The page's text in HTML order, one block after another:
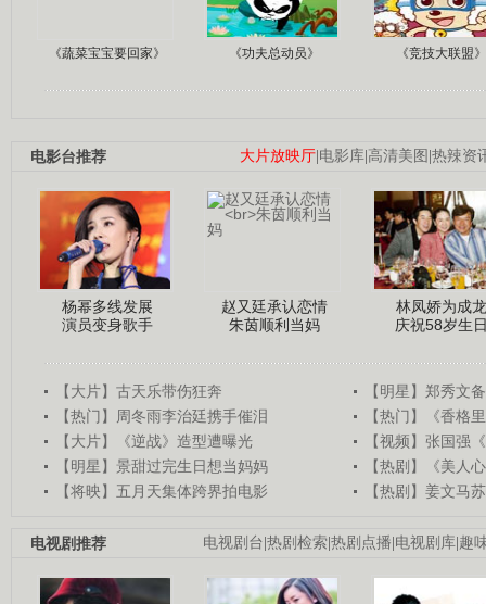
《蔬菜宝宝要回家》 《功夫总动员》 《竞技大联盟》
大片放映厅|电影库|高清美图 |热辣资
电影台推荐
杨幂多线发展
演员变身歌手
赵又廷承认恋情
朱茵顺利当妈
林凤娇为成龙
庆祝58岁生
【大片】古天乐带伤狂奔
【明星】郑秀文
【热门】周冬雨李治廷携手催泪
【热门】《香格
【大片】《逆战》造型遭曝光
【视频】张国强
【明星】景甜过完生日想当妈妈
【热剧】《美人
【将映】五月天集体跨界拍电影
【热剧】姜文马
电视剧台|热剧检索|热剧点播|电视剧库|趣
电视剧推荐